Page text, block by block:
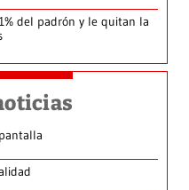
del padrón y le quitan la